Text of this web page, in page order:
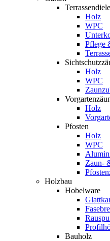
Holz
WPC
Pflege
Holz
WPC
Holz
Pfosten
Holz
WPC
Zaun-
Holzbau
Hobelware
Bauholz